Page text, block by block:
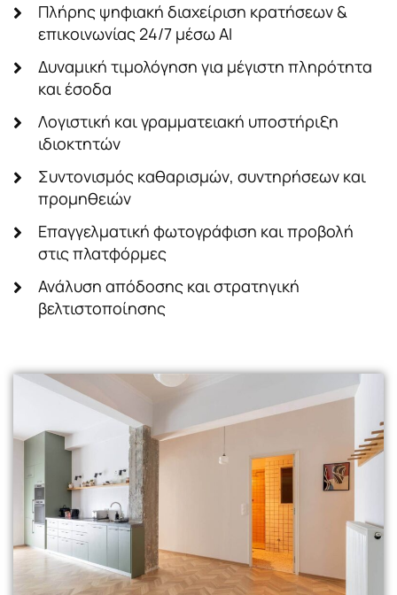
Πλήρης ψηφιακή διαχείριση κρατήσεων &
επικοινωνίας 24/7 μέσω AI
Δυναμική τιμολόγηση για μέγιστη πληρότητα
και έσοδα
Λογιστική και γραμματειακή υποστήριξη
ιδιοκτητών
Συντονισμός καθαρισμών, συντηρήσεων και
προμηθειών
Επαγγελματική φωτογράφιση και προβολή
στις πλατφόρμες
Ανάλυση απόδοσης και στρατηγική
βελτιστοποίησης